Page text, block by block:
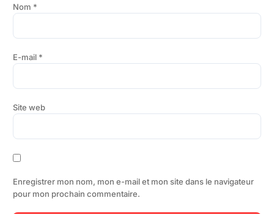
Nom *
E-mail *
Site web
Enregistrer mon nom, mon e-mail et mon site dans le navigateur
pour mon prochain commentaire.